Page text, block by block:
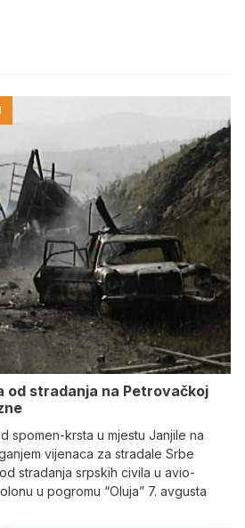
od stradanja na Petrovačkoj
spomen-krsta u mjestu Janjile na
vijenaca za stradale Srbe
stradanja srpskih civila u avio-
u pogromu “Oluja” 7. avgusta